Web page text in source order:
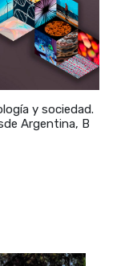
y sociedad.
Argentina, B